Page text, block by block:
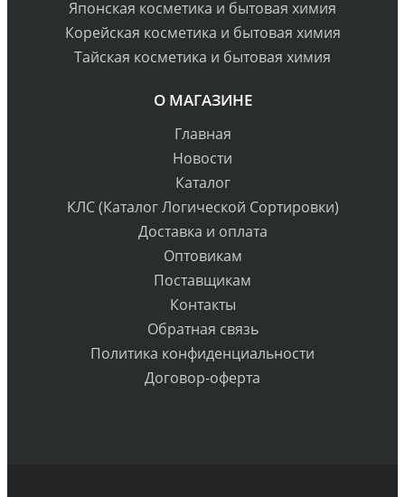
Японская косметика и бытовая химия
Корейская косметика и бытовая химия
Тайская косметика и бытовая химия
О МАГАЗИНЕ
Главная
Новости
Каталог
КЛС (Каталог Логической Сортировки)
Доставка и оплата
Оптовикам
Поставщикам
Контакты
Обратная связь
Политика конфиденциальности
Договор-оферта